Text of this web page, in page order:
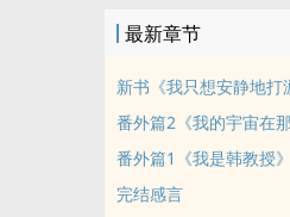
最新章节
新书《我只想安静地打
番外篇2《我的宇宙在那
番外篇1《我是韩教授》
完结感言